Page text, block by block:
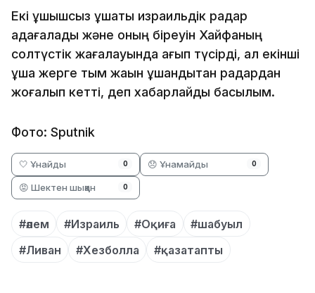
Екі ұшқышсыз ұшақты израильдік радар
қадағалады және оның біреуін Хайфаның
солтүстік жағалауында қағып түсірді, ал екінші
ұшақ жерге тым жақын ұшқандықтан радардан
жоғалып кетті, деп хабарлайды басылым.
Фото: Sputnik
🤍 Ұнайды 0 😞 Ұнамайды 0
😡 Шектен шыққан 0
#әлем #Израиль #Оқиға
#шабуыл
#Ливан
#Хезболла #қазатапты